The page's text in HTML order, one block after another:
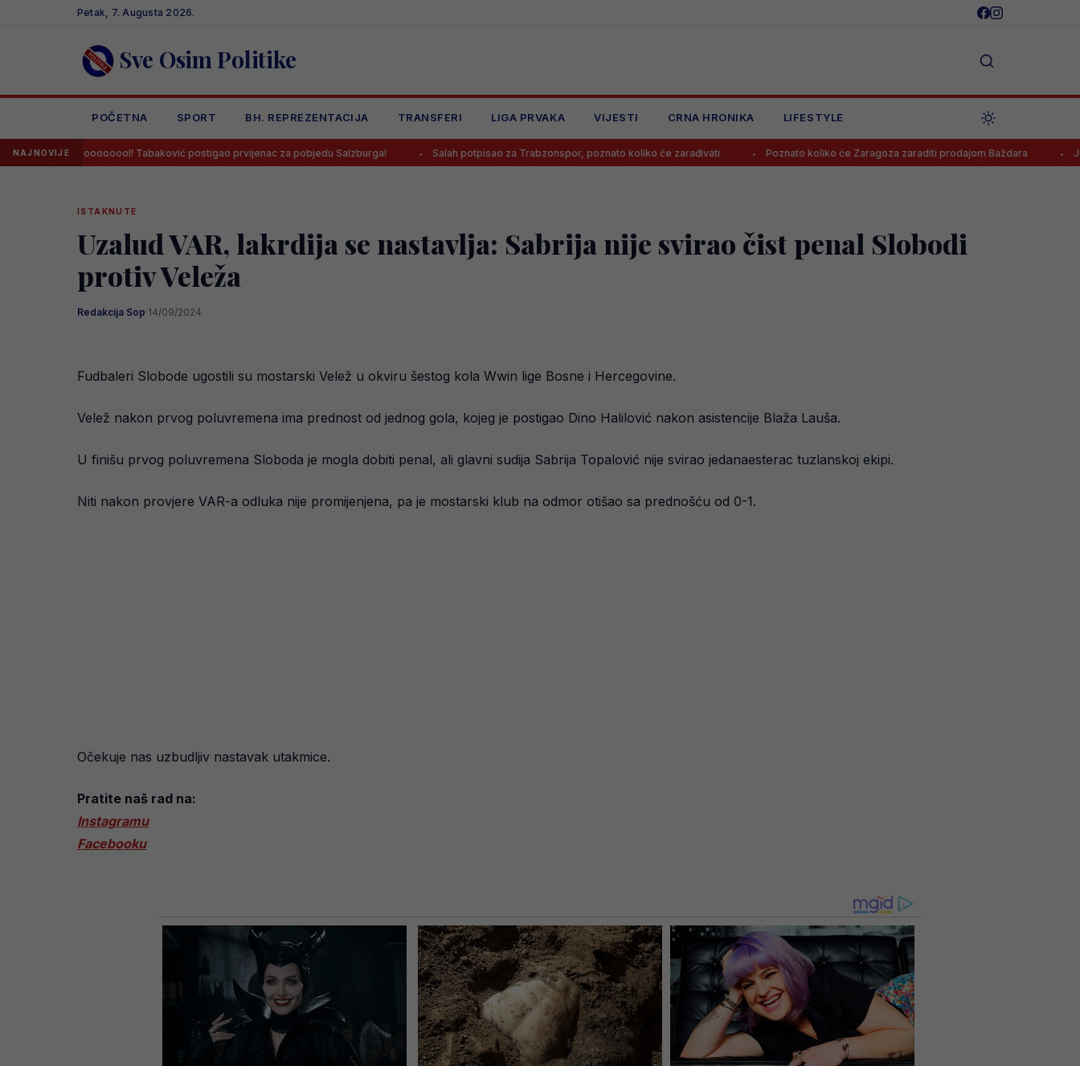
Petak, 7. Augusta 2026.
Sve Osim Politike
POČETNA SPORT BH. REPREZENTACIJA TRANSFERI LIGA PRVAKA VIJESTI CRNA HRONIKA LIFESTYLE
NAJNOVIJE
Goooooool! Tabaković postigao prvijenac za pobjedu Salzburga! Salah potpisao za Trabzonspor, poznato koliko će zarađivati Poznato koliko će Zaragoza zaraditi prodajom Baždara Juventus
ISTAKNUTE
Uzalud VAR, lakrdija se nastavlja: Sabrija nije svirao čist penal Slobodi
protiv Veleža
Redakcija Sop·14/09/2024
Fudbaleri Slobode ugostili su mostarski Velež u okviru šestog kola Wwin lige Bosne i Hercegovine.
Velež nakon prvog poluvremena ima prednost od jednog gola, kojeg je postigao Dino Halilović nakon asistencije Blaža Lauša.
U finišu prvog poluvremena Sloboda je mogla dobiti penal, ali glavni sudija Sabrija Topalović nije svirao jedanaesterac tuzlanskoj ekipi.
Niti nakon provjere VAR-a odluka nije promijenjena, pa je mostarski klub na odmor otišao sa prednošću od 0-1.
Očekuje nas uzbudljiv nastavak utakmice.
Pratite naš rad na:
Instagramu
Facebooku